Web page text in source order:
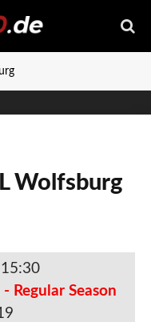
Wolfsburg
15:30
Regular Season